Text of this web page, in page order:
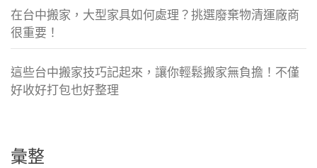
在台中搬家，大型家具如何處理？挑選廢棄物清運廠商
很重要！
這些台中搬家技巧記起來，讓你輕鬆搬家無負擔！不僅
好收好打包也好整理
彙整